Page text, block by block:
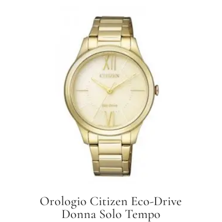
Orologio Citizen Eco-Drive
Donna Solo Tempo